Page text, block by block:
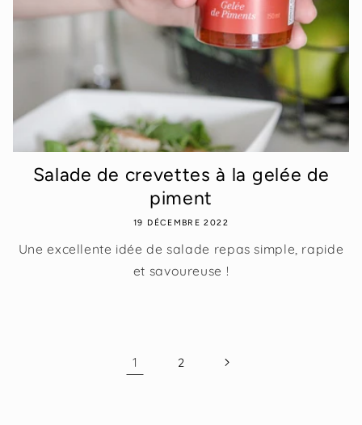
Salade de crevettes à la gelée de
piment
19 DÉCEMBRE 2022
Une excellente idée de salade repas simple, rapide
et savoureuse !
1 2